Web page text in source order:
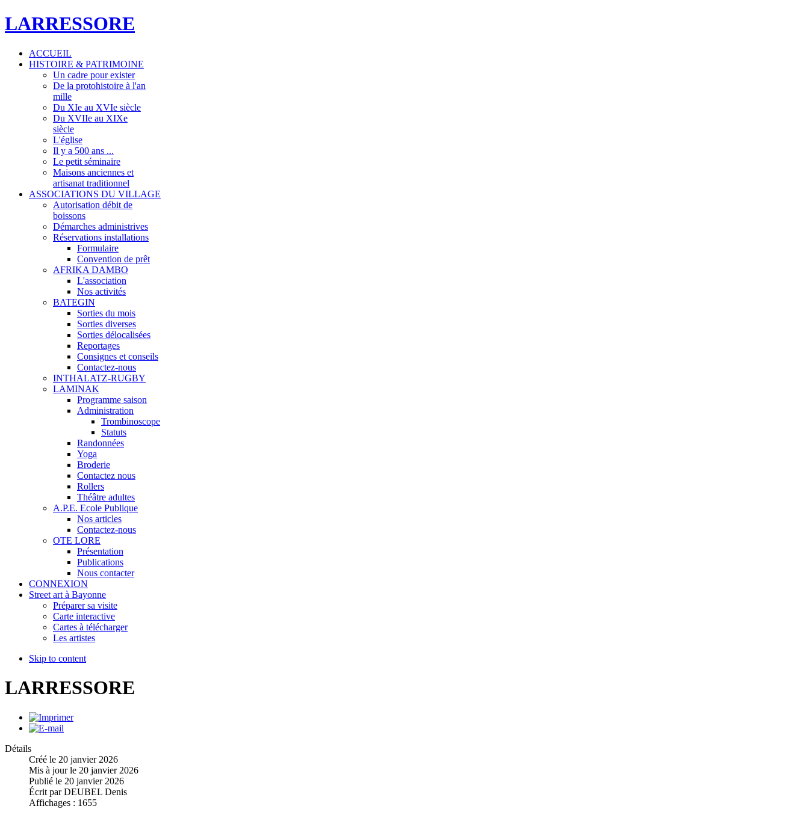
LARRESSORE
ACCUEIL
HISTOIRE & PATRIMOINE
Un cadre pour exister
De la protohistoire à l'an
mille
Du XIe au XVIe siècle
Du XVIIe au XIXe
siècle
L'église
Il y a 500 ans ...
Le petit séminaire
Maisons anciennes et
artisanat traditionnel
ASSOCIATIONS DU VILLAGE
Autorisation débit de
boissons
Démarches administrives
Réservations installations
Formulaire
Convention de prêt
AFRIKA DAMBO
L'association
Nos activités
BATEGIN
Sorties du mois
Sorties diverses
Sorties délocalisées
Reportages
Consignes et conseils
Contactez-nous
INTHALATZ-RUGBY
LAMINAK
Programme saison
Administration
Trombinoscope
Statuts
Randonnées
Yoga
Broderie
Contactez nous
Rollers
Théâtre adultes
A.P.E. Ecole Publique
Nos articles
Contactez-nous
OTE LORE
Présentation
Publications
Nous contacter
CONNEXION
Street art à Bayonne
Préparer sa visite
Carte interactive
Cartes à télécharger
Les artistes
Skip to content
LARRESSORE
Détails
Créé le 20 janvier 2026
Mis à jour le 20 janvier 2026
Publié le 20 janvier 2026
Écrit parDEUBEL Denis
Affichages : 1655